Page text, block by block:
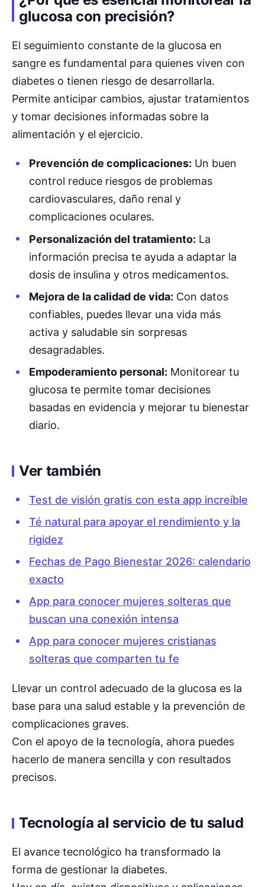
glucosa con precisión?
El seguimiento constante de la glucosa en
sangre es fundamental para quienes viven con
diabetes o tienen riesgo de desarrollarla.
Permite anticipar cambios, ajustar tratamientos
y tomar decisiones informadas sobre la
alimentación y el ejercicio.
Prevención de complicaciones: Un buen
control reduce riesgos de problemas
cardiovasculares, daño renal y
complicaciones oculares.
Personalización del tratamiento: La
información precisa te ayuda a adaptar la
dosis de insulina y otros medicamentos.
Mejora de la calidad de vida: Con datos
confiables, puedes llevar una vida más
activa y saludable sin sorpresas
desagradables.
Empoderamiento personal: Monitorear tu
glucosa te permite tomar decisiones
basadas en evidencia y mejorar tu bienestar
diario.
Ver también
Test de visión gratis con esta app increíble
Té natural para apoyar el rendimiento y la
rigidez
Fechas de Pago Bienestar 2026: calendario
exacto
App para conocer mujeres solteras que
buscan una conexión intensa
App para conocer mujeres cristianas
solteras que comparten tu fe
Llevar un control adecuado de la glucosa es la
base para una salud estable y la prevención de
complicaciones graves.
Con el apoyo de la tecnología, ahora puedes
hacerlo de manera sencilla y con resultados
precisos.
Tecnología al servicio de tu salud
El avance tecnológico ha transformado la
forma de gestionar la diabetes.